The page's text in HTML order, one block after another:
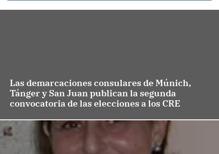
Las demarcaciones consulares de Múnich,
Tánger y San Juan publican la segunda
convocatoria de las elecciones a los CRE